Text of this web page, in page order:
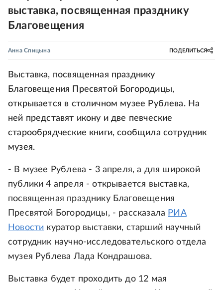
выставка, посвященная празднику
Благовещения
Анна Спицына ПОДЕЛИТЬСЯ
Выставка, посвященная празднику
Благовещения Пресвятой Богородицы,
открывается в столичном музее Рублева. На
ней представят икону и две певческие
старообрядческие книги, сообщила сотрудник
музея.
- В музее Рублева - 3 апреля, а для широкой
публики 4 апреля - открывается выставка,
посвященная празднику Благовещения
Пресвятой Богородицы, - рассказала РИА
Новости куратор выставки, старший научный
сотрудник научно-исследовательского отдела
музея Рублева Лада Кондрашова.
Выставка будет проходить до 12 мая